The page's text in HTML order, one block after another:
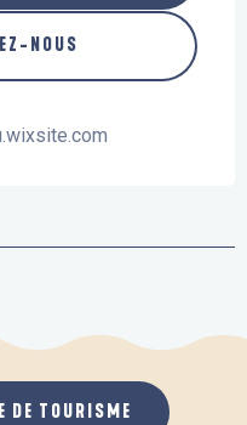
NOUS
DE TOURISME